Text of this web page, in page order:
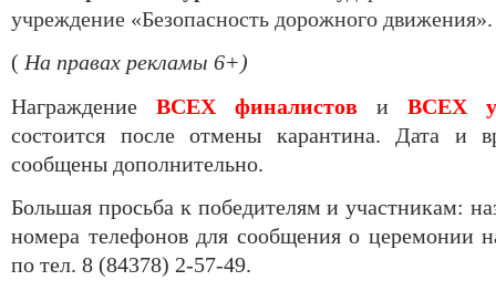
учреждение «Безопасность дорожного движения».
( На правах рекламы 6+)
Награждение ВСЕХ финалистов и ВСЕХ
состоится после отмены карантина. Дата и
сообщены дополнительно.
Большая просьба к победителям и участникам:
номера телефонов для сообщения о церемонии
по тел. 8 (84378) 2-57-49.